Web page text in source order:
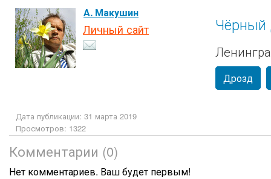
А. Макушин
Личный сайт Чёрный
Дрозд
Дата публикации: 31 марта 2019
Просмотров: 1322
Комментарии (0)
Нет комментариев. Ваш будет первым!